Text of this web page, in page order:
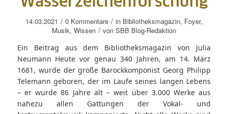
14.03.2021 / 0 Kommentare / in Bibliotheksmagazin, Foyer,
Musik, Wissen / von SBB Blog-Redaktion
Ein Beitrag aus dem Bibliotheksmagazin von Julia
Neumann Heute vor genau 340 Jahren, am 14. März
1681, wurde der große Barockkomponist Georg Philipp
Telemann geboren, der im Laufe seines langen Lebens
– er wurde 86 Jahre alt – weit über 3.000 Werke aus
nahezu allen Gattungen der Vokal- und